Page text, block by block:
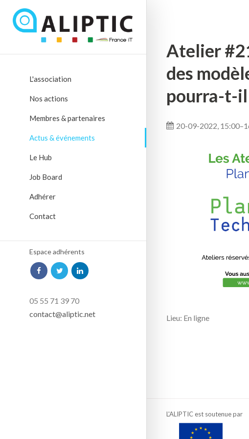
L'association
Nos actions
Membres & partenaires
Actus & événements
Le Hub
Job Board
Adhérer
Contact
Espace adhérents
05 55 71 39 70
contact@aliptic.net
Atelier
des
pourra-t-il
20-09-2022,
Lieu: En ligne
L'ALIPTIC est soutenue par